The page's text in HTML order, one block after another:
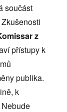
součást
z
přístupy k
publika.
k